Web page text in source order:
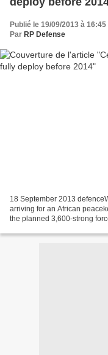
Publié le 19/09/2013 à 16:45
Par RP Defense
18 September 2013
arriving for an African
the planned 3,600-strong